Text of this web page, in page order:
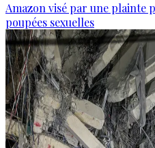
Amazon visé par une plainte
poupées sexuelles